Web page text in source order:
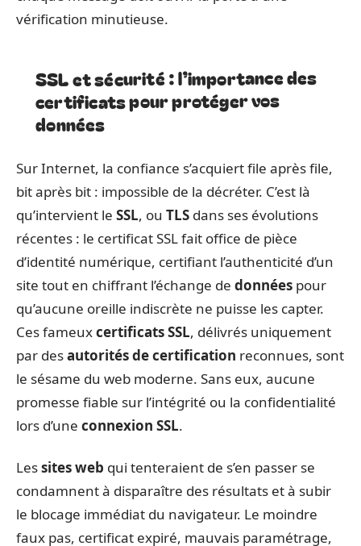
vérification minutieuse.
SSL et sécurité : l’importance des
certificats pour protéger vos
données
Sur Internet, la confiance s’acquiert file après file,
bit après bit : impossible de la décréter. C’est là
qu’intervient le SSL, ou TLS dans ses évolutions
récentes : le certificat SSL fait office de pièce
d’identité numérique, certifiant l’authenticité d’un
site tout en chiffrant l’échange de données pour
qu’aucune oreille indiscrète ne puisse les capter.
Ces fameuxcertificats SSL, délivrés uniquement
par desautorités de certification reconnues, sont
le sésame du web moderne. Sans eux, aucune
promesse fiable sur l’intégrité ou la confidentialité
lors d’une connexion SSL.
Lessites web qui tenteraient de s’en passer se
condamnent à disparaître des résultats et à subir
le blocage immédiat du navigateur. Le moindre
faux pas, certificat expiré, mauvais paramétrage,